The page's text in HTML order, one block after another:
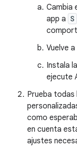
Cambia
app a S
Vuelve
Instala
ejecute
Prueba todas
como
en cuenta
ajustes